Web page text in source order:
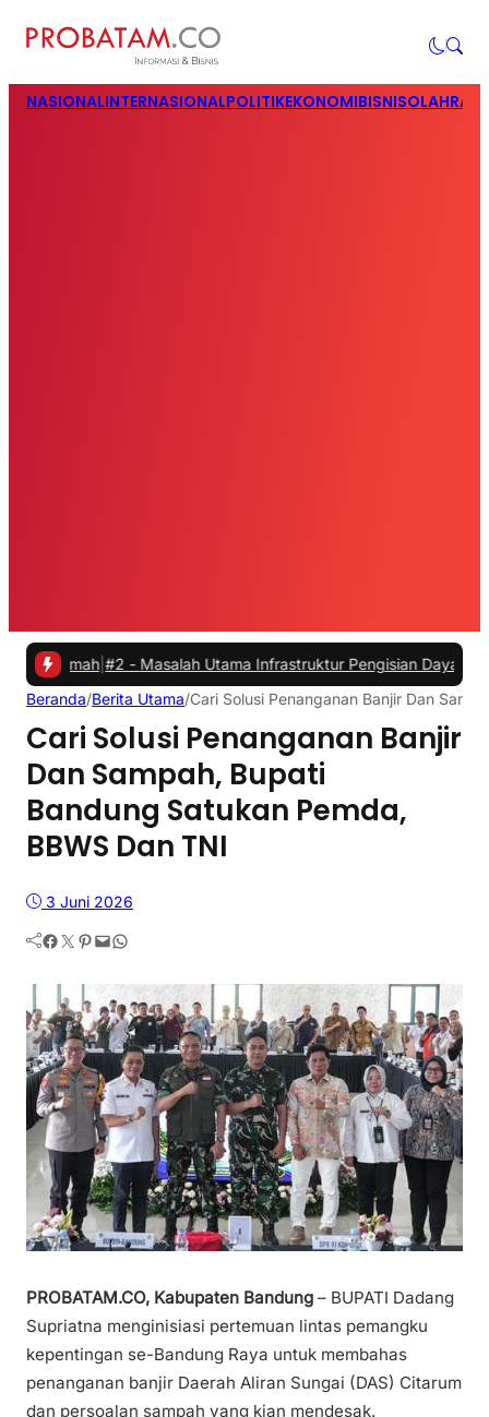
NASIONALINTERNASIONALPOLITIKEKONOMIBISNIS
#2 -Masalah Utama Infrastruktur Pengisian Daya untuk Mobil
Beranda/Berita Utama/Cari Solusi Penanganan Banjir Dan
Cari Solusi Penanganan Banjir
Dan Sampah, Bupati
Bandung Satukan Pemda,
BBWS Dan TNI
3 Juni 2026
Facebook Twitter Pinterest Mail WhatsApp
PROBATAM.CO, Kabupaten Bandung – BUPATI Dadang
Supriatna menginisiasi pertemuan lintas pemangku
kepentingan se-Bandung Raya untuk membahas
penanganan banjir Daerah Aliran Sungai (DAS) Citarum
dan persoalan sampah yang kian mendesak.